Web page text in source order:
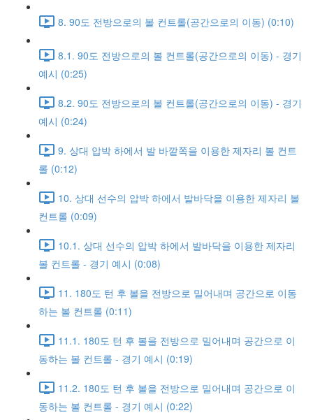
8. 90도 전방으로의 볼 컨트롤(공간으로의 이동) (0:10)
8.1. 90도 전방으로의 볼 컨트롤(공간으로의 이동) - 경기
예시 (0:25)
8.2. 90도 전방으로의 볼 컨트롤(공간으로의 이동) - 경기
예시 (0:24)
9. 상대 압박 하에서 발 바깥쪽을 이용한 제자리 볼 컨트
롤 (0:12)
10. 상대 선수의 압박 하에서 발바닥을 이용한 제자리 볼
컨트롤 (0:09)
10.1. 상대 선수의 압박 하에서 발바닥을 이용한 제자리
볼 컨트롤 - 경기 예시 (0:08)
11. 180도 턴 후 볼을 전방으로 밀어내며 공간으로 이동
하는 볼 컨트롤 (0:11)
11.1. 180도 턴 후 볼을 전방으로 밀어내며 공간으로 이
동하는 볼 컨트롤 - 경기 예시 (0:19)
11.2. 180도 턴 후 볼을 전방으로 밀어내며 공간으로 이
동하는 볼 컨트롤 - 경기 예시 (0:22)